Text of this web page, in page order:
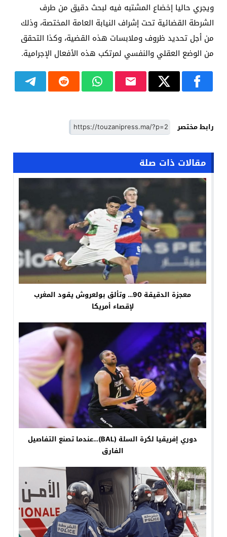
ويجري حاليا إخضاع المشتبه فيه لبحث دقيق من طرف
الشرطة القضائية تحت إشراف النيابة العامة المختصة، وذلك
من أجل تحديد ظروف وملابسات هذه القضية، وكذا التحقق
من الوضع العقلي والنفسي لمرتكب هذه الأفعال الإجرامية.
رابط مختصر
مقالات ذات صلة
معجزة الدقيقة 90… وتألق بولعروش يقود المغرب
لإقصاء أمريكا
دوري إفريقيا لكرة السلة (BAL)…عندما تصنع التفاصيل
الفارق